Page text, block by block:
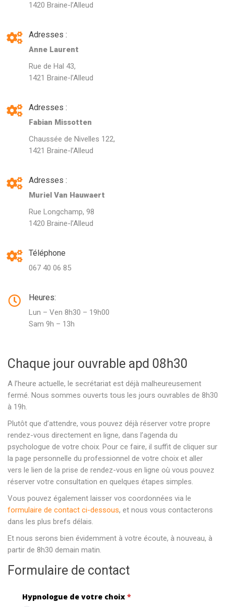
1420 Braine-l’Alleud
Adresses :
Anne Laurent
Rue de Hal 43,
1421 Braine-l’Alleud
Adresses :
Fabian Missotten
Chaussée de Nivelles 122,
1421 Braine-l’Alleud
Adresses :
Muriel Van Hauwaert
Rue Longchamp, 98
1420 Braine-l’Alleud
Téléphone
067 40 06 85
Heures:
Lun – Ven 8h30 – 19h00
Sam 9h – 13h
Chaque jour ouvrable apd 08h30
A l’heure actuelle, le secrétariat est déjà malheureusement
fermé. Nous sommes ouverts tous les jours ouvrables de 8h30
à 19h.
Plutôt que d’attendre, vous pouvez déjà réserver votre propre
rendez-vous directement en ligne, dans l’agenda du
psychologue de votre choix. Pour ce faire, il suffit de cliquer sur
la page personnelle du professionnel de votre choix et aller
vers le lien de la prise de rendez-vous en ligne où vous pouvez
réserver votre consultation en quelques étapes simples.
Vous pouvez également laisser vos coordonnées via le
formulaire de contact ci-dessous, et nous vous contacterons
dans les plus brefs délais.
Et nous serons bien évidemment à votre écoute, à nouveau, à
partir de 8h30 demain matin.
Formulaire de contact